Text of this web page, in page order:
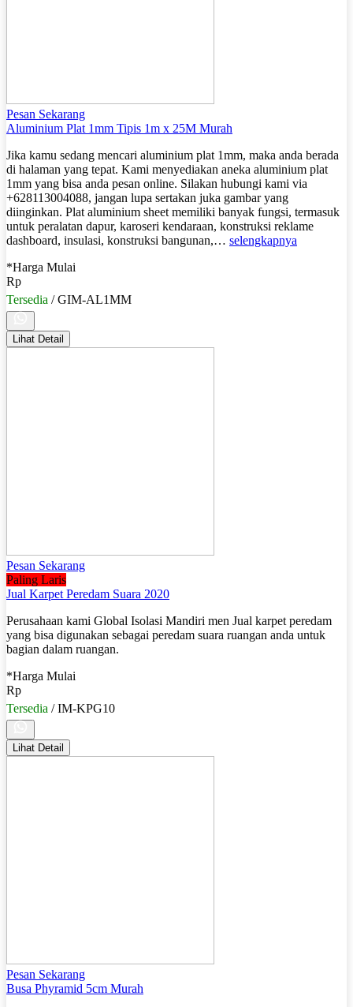
Pesan Sekarang
Aluminium Plat 1mm Tipis 1m x 25M Murah
Jika kamu sedang mencari aluminium plat 1mm, maka anda berada
di halaman yang tepat. Kami menyediakan aneka aluminium plat
1mm yang bisa anda pesan online. Silakan hubungi kami via
+628113004088, jangan lupa sertakan juka gambar yang
diinginkan. Plat aluminium sheet memiliki banyak fungsi, termasuk
untuk peralatan dapur, karoseri kendaraan, konstruksi reklame
dashboard, insulasi, konstruksi bangunan,… selengkapnya
*Harga Mulai
Rp
Tersedia / GIM-AL1MM
Lihat Detail
Pesan Sekarang
Paling Laris
Jual Karpet Peredam Suara 2020
Perusahaan kami Global Isolasi Mandiri men Jual karpet peredam
yang bisa digunakan sebagai peredam suara ruangan anda untuk
bagian dalam ruangan.
*Harga Mulai
Rp
Tersedia / IM-KPG10
Lihat Detail
Pesan Sekarang
Busa Phyramid 5cm Murah